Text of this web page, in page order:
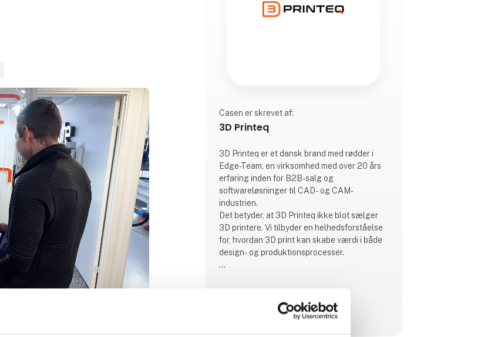
Casen er skrevet af:
3D Printeq
3D Printeq er et dansk brand med rødder i
Edge-Team, en virksomhed med over 20 års
erfaring inden for B2B-salg og
softwareløsninger til CAD- og CAM-
industrien.
Det betyder, at 3D Printeq ikke blot sælger
3D printere. Vi tilbyder en helhedsforståelse
for, hvordan 3D print kan skabe værdi i både
design- og produktionsprocesser.
som professionelt værktøj i industrielle
miljøer. Vi fungerer som sparringspartner og